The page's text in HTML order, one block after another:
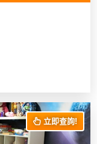
立即查詢!